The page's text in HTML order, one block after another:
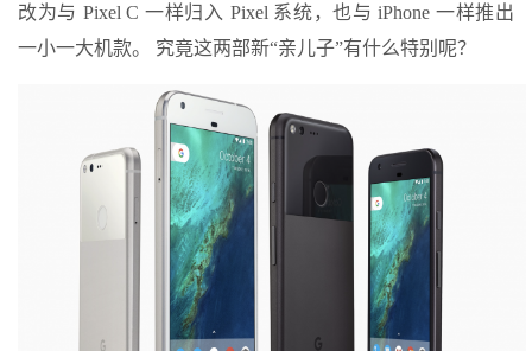
改为与 Pixel C 一样归入 Pixel 系统，也与 iPhone 一样推出
一小一大机款。 究竟这两部新“亲儿子”有什么特别呢？